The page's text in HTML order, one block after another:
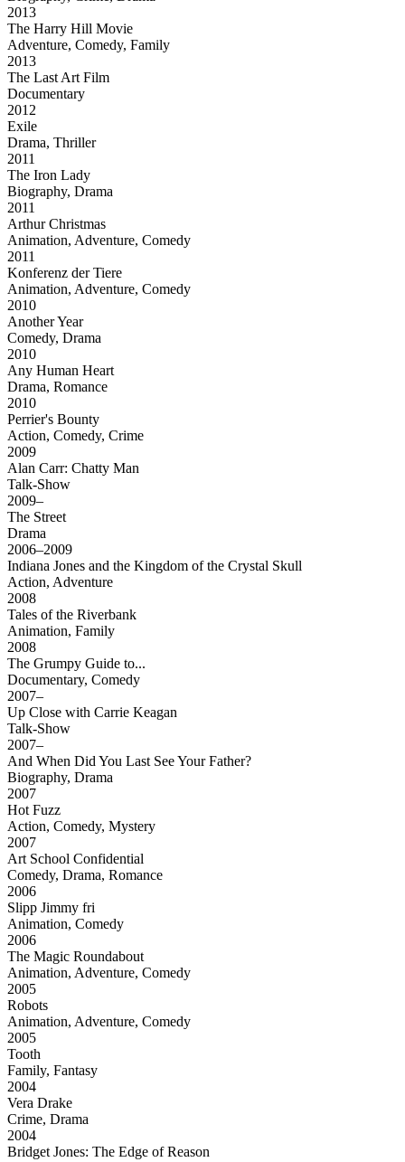
2013
The Harry Hill Movie
Adventure, Comedy, Family
2013
The Last Art Film
Documentary
2012
Exile
Drama, Thriller
2011
The Iron Lady
Biography, Drama
2011
Arthur Christmas
Animation, Adventure, Comedy
2011
Konferenz der Tiere
Animation, Adventure, Comedy
2010
Another Year
Comedy, Drama
2010
Any Human Heart
Drama, Romance
2010
Perrier's Bounty
Action, Comedy, Crime
2009
Alan Carr: Chatty Man
Talk-Show
2009–
The Street
Drama
2006–2009
Indiana Jones and the Kingdom of the Crystal Skull
Action, Adventure
2008
Tales of the Riverbank
Animation, Family
2008
The Grumpy Guide to...
Documentary, Comedy
2007–
Up Close with Carrie Keagan
Talk-Show
2007–
And When Did You Last See Your Father?
Biography, Drama
2007
Hot Fuzz
Action, Comedy, Mystery
2007
Art School Confidential
Comedy, Drama, Romance
2006
Slipp Jimmy fri
Animation, Comedy
2006
The Magic Roundabout
Animation, Adventure, Comedy
2005
Robots
Animation, Adventure, Comedy
2005
Tooth
Family, Fantasy
2004
Vera Drake
Crime, Drama
2004
Bridget Jones: The Edge of Reason